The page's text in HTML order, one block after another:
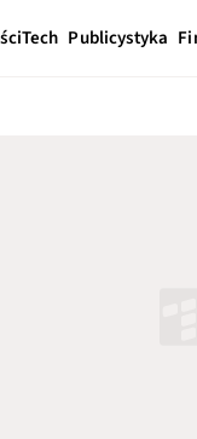
Tech Publicystyka